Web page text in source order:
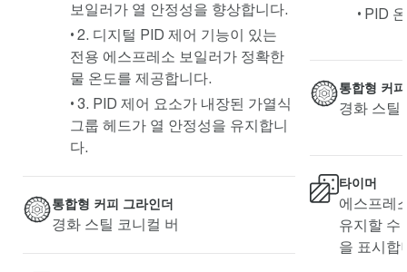
보일러가 열 안정성을 향상합니다.
2. 디지털 PID 제어 기능이 있는
전용 에스프레소 보일러가 정확한
물 온도를 제공합니다.
3. PID 제어 요소가 내장된 가열식
그룹 헤드가 열 안정성을 유지합니
다.
통합형 커피 그라인더
경화 스틸 코니컬 버
PID
통합형 커
경화 스틸
타이머
에스프레
유지할 수
을 표시합